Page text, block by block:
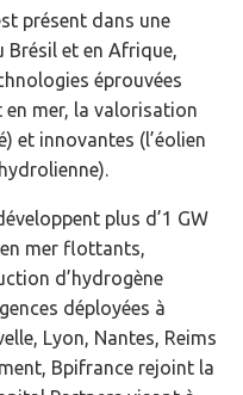
présent dans une
Brésil et en Afrique,
éprouvées
en mer, la valorisation
et innovantes (l’éolien
plus d’1 GW
mer flottants,
d’hydrogène
déployées à
Lyon, Nantes, Reims
Bpifrance rejoint la